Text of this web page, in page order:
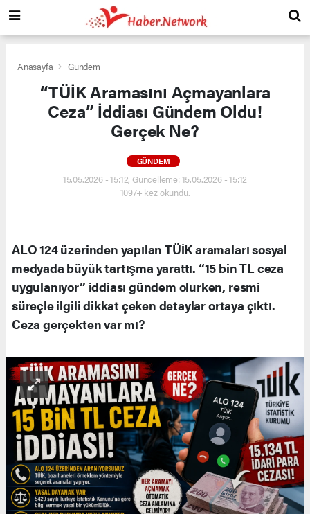
Anasayfa Gündem
“TÜİK Aramasını Açmayanlara
Ceza” İddiası Gündem Oldu!
Gerçek Ne?
GÜNDEM
15.05.2026 - 15:12, Güncelleme: 15.05.2026 - 15:12
1097+ kez okundu.
ALO 124 üzerinden yapılan TÜİK aramaları sosyal
medyada büyük tartışma yarattı. “15 bin TL ceza
uygulanıyor” iddiası gündem olurken, resmi
süreçle ilgili dikkat çeken detaylar ortaya çıktı.
Ceza gerçekten var mı?